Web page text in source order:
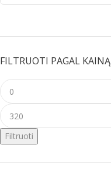
FILTRUOTI PAGAL KAINĄ
Filtruoti